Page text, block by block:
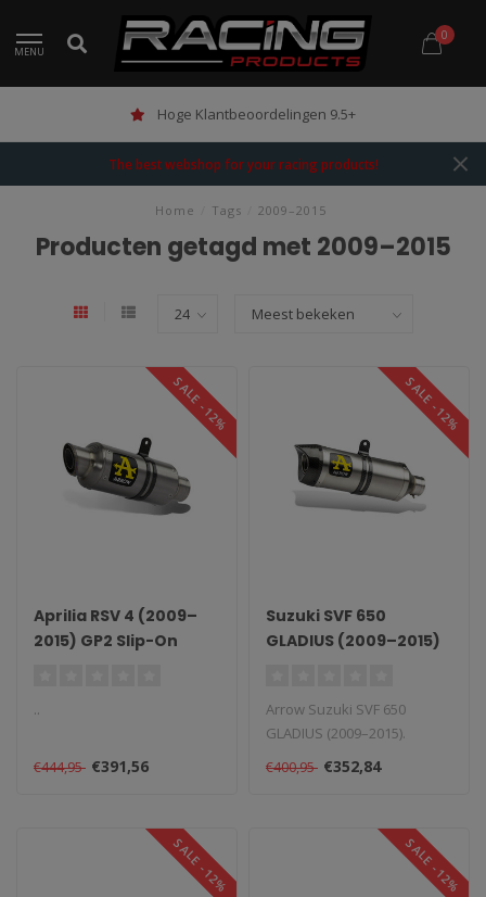
MENU
0
Hoge Klantbeoordelingen 9.5+
The best webshop for your racing products!
Home Tags 2009–2015
Producten getagd met 2009–2015
SALE -12%
Aprilia RSV 4 (2009–
2015) GP2 Slip-On
..
€444,95 €391,56
SALE -12%
Suzuki SVF 650
GLADIUS (2009–2015)
Arrow Suzuki SVF 650
GLADIUS (2009–2015).
Levertijd: 1–4 weken...
€400,95 €352,84
SALE -12% SALE -12%